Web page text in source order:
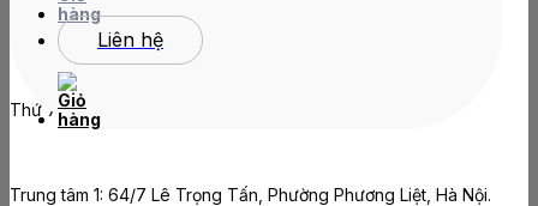
Liên hệ
Thứ 2 - Thứ 6 : 9:00 - 20:00
Thứ 7: 9:00 - 18:00
Trung tâm 1: 64/7 Lê Trọng Tấn, Phường Phương Liệt, Hà Nội.